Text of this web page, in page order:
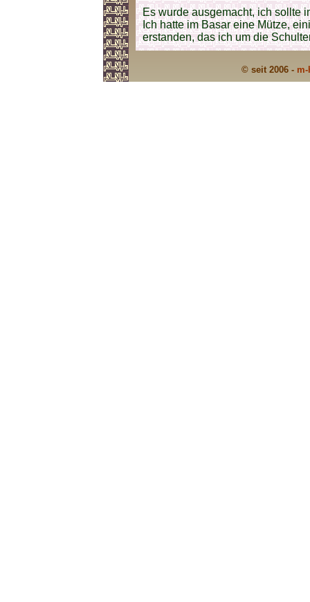
Es wurde ausgemacht, ich sollte
Ich hatte im Basar eine Mütze,
erstanden, das ich um die
© seit 2006 -